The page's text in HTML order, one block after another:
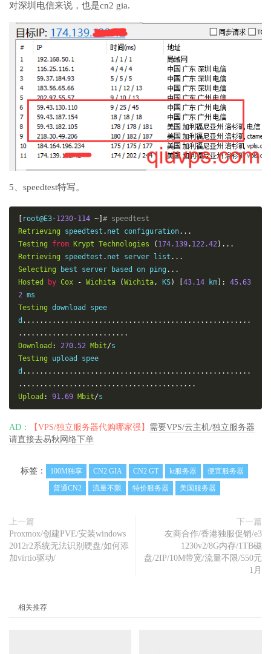
-
-
Nanjing 5G   CT  0.97 Mbit/s       11.52 Mbit/s
-
Hefei 5G     CT  0.96 Mbit/s       20.85 Mbit/s
-
Guangzhou 5G CT  1.64 Mbit/s       16.66 Mbit/s
-
TianJin 5G   CU  3.47 Mbit/s       24.13 Mbit/s
-
Shanghai 5G  CU  2.33 Mbit/s       17.84 Mbit/s
-
-
Wuxi 5G      CM  0.59 Mbit/s       3.05 Mbit/s
-
Nanjing 5G   CM  0.24 Mbit/s       13.60 Mbit/s
-
Hefei 5G     CM  17.64 Mbit/s      183.80 Mbit/s
-
Changsha 5G  CM  1.75 Mbit/s       38.01 Mbit/s
-
对深圳电信来说，也是cn2 gia.
5、speedtest特写。
root@E3-1230-114 ~] # speedtest
Retrieving speedtest . net configuration...
Testing
from Krypt Technologies ( 174.139. 122.42)...
Retrieving speedtest . net server list ...
Selecting best server based on ping ...
Hosted
by Cox - Wichita (Wichita, KS) 43.14 km ]:
45.63
2
Testing download spee
d ......................................................
..........................
Download : 270.52 Mbit/
Testing upload spee
d ......................................................
..........................................
Upload : 91.69 Mbit/s
AD： 【VPS/独立服务器代购哪家强】 需要VPS/云主机/独立服务器
请直接去易秋网络下单
标签： 100M独享 CN2 GIA CN2 GT kt服务器
便宜服务器
普通CN2
流量不限 特价服务器 美国服务器
上一篇
Proxmox/创建PVE/安装windows
2012r2系统无法识别硬盘/如何添
加virtio驱动/
下一篇
友商合作/香港独服促销/e3
1230v2/8G内存/1TB磁
盘/2IP/10M带宽/流量不限/550元
1月
相关推荐